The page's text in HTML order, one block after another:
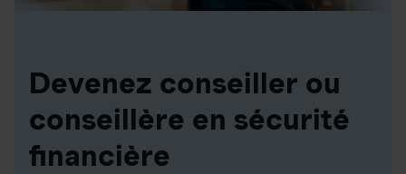
Devenez conseiller ou
conseillère en sécurité
financière